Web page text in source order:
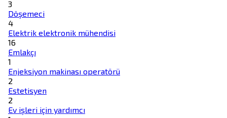
3
Döşemeci
4
Elektrik elektronik mühendisi
16
Emlakçı
1
Enjeksiyon makinası operatörü
2
Estetisyen
2
Ev işleri için yardımcı